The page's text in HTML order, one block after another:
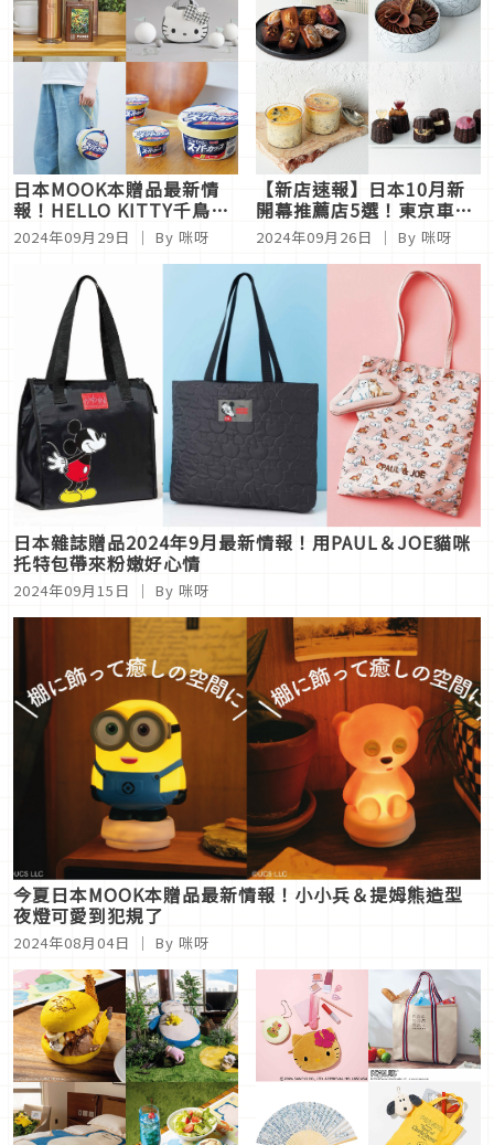
日本MOOK本贈品最新情
報！HELLO KITTY千鳥格
化妝提包可愛界第一
2024年09月29日 ｜ By 咪呀
【新店速報】日本10月新
開幕推薦店5選！東京車站
進駐全新甜點品牌等你嘗鮮
2024年09月26日 ｜ By 咪呀
日本雜誌贈品2024年9月最新情報！用PAUL＆JOE貓咪
托特包帶來粉嫩好心情
2024年09月15日 ｜ By 咪呀
今夏日本MOOK本贈品最新情報！小小兵＆提姆熊造型
夜燈可愛到犯規了
2024年08月04日 ｜ By 咪呀